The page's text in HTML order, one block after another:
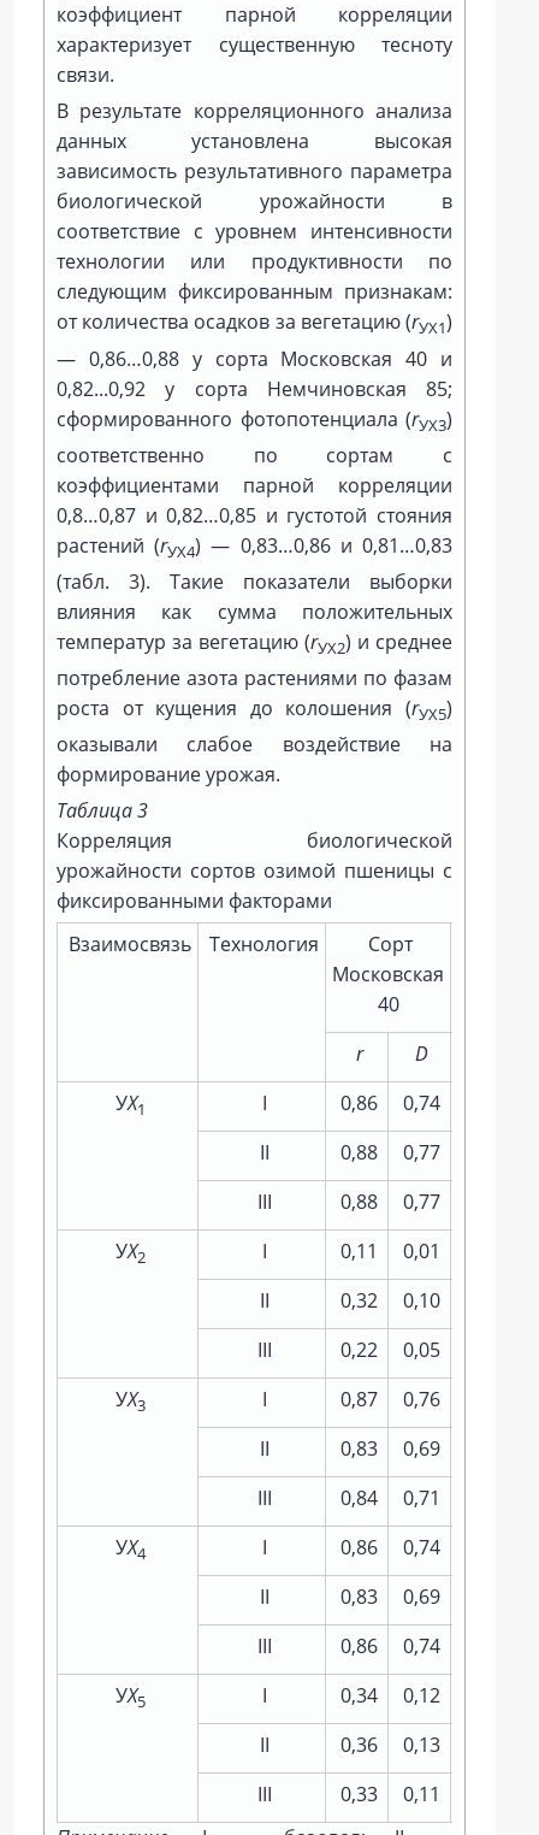
коэффициент парной корреляции
характеризует существенную тесноту
связи.
В результате корреляционного анализа
данных установлена высокая
зависимость результативного параметра
биологической урожайности в
соответствие с уровнем интенсивности
технологии или продуктивности по
следующим фиксированным признакам:
от количества осадков за вегетацию (rУХ1)
— 0,86…0,88 у сорта Московская 40 и
0,82...0,92 у сорта Немчиновская 85;
сформированного фотопотенциала (rУХ3)
соответственно по сортам с
коэффициентами парной корреляции
0,8…0,87 и 0,82…0,85 и густотой стояния
растений (rУХ4) — 0,83…0,86 и 0,81…0,83
(табл. 3). Такие показатели выборки
влияния как сумма положительных
температур за вегетацию (rУХ2) и среднее
потребление азота растениями по фазам
роста от кущения до колошения (rУХ5)
оказывали слабое воздействие на
формирование урожая.
Таблица 3
Корреляция биологической
урожайности сортов озимой пшеницы с
фиксированными факторами
Взаимосвязь
Технология
Сорт
Московская
40
r
D
УХ1 I 0,86 0,74
II
0,88 0,77
III
0,88 0,77
УХ2 I 0,11 0,01
II
0,32 0,10
III
0,22 0,05
УХ3 I 0,87 0,76
II
0,83 0,69
III
0,84 0,71
УХ4 I 0,86 0,74
II
0,83 0,69
III
0,86 0,74
УХ5 I 0,34 0,12
II
0,36 0,13
III
0,33 0,11